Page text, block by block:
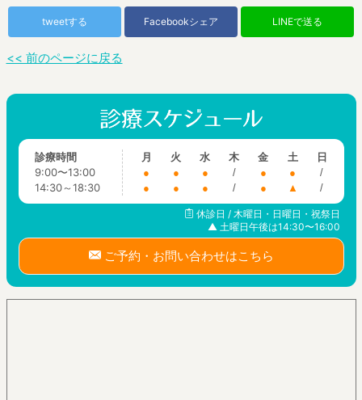
tweetする Facebookシェア LINEで送る
<< 前のページに戻る
診療時間
9:00〜13:00
14:30～18:30
月
●
●
火
●
●
水
●
●
木
/
/
金
●
●
土
●
▲
日
/
/
休診日 / 木曜日・日曜日・祝祭日
▲ 土曜日午後は14:30〜16:00
ご予約・お問い合わせはこちら